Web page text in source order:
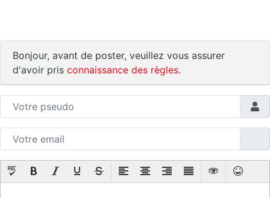
Bonjour, avant de poster, veuillez vous assurer
d'avoir pris connaissance des règles.